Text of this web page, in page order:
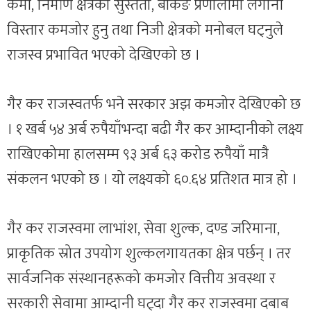
कमी, निर्माण क्षेत्रको सुस्तता, बैंकिङ प्रणालीमा लगानी
विस्तार कमजोर हुनु तथा निजी क्षेत्रको मनोबल घट्नुले
राजस्व प्रभावित भएको देखिएको छ ।
गैर कर राजस्वतर्फ भने सरकार अझ कमजोर देखिएको छ
। १ खर्ब ५४ अर्ब रुपैयाँभन्दा बढी गैर कर आम्दानीको लक्ष्य
राखिएकोमा हालसम्म ९३ अर्ब ६३ करोड रुपैयाँ मात्रै
संकलन भएको छ । यो लक्ष्यको ६०.६४ प्रतिशत मात्र हो ।
गैर कर राजस्वमा लाभांश, सेवा शुल्क, दण्ड जरिमाना,
प्राकृतिक स्रोत उपयोग शुल्कलगायतका क्षेत्र पर्छन् । तर
सार्वजनिक संस्थानहरूको कमजोर वित्तीय अवस्था र
सरकारी सेवामा आम्दानी घट्दा गैर कर राजस्वमा दबाब